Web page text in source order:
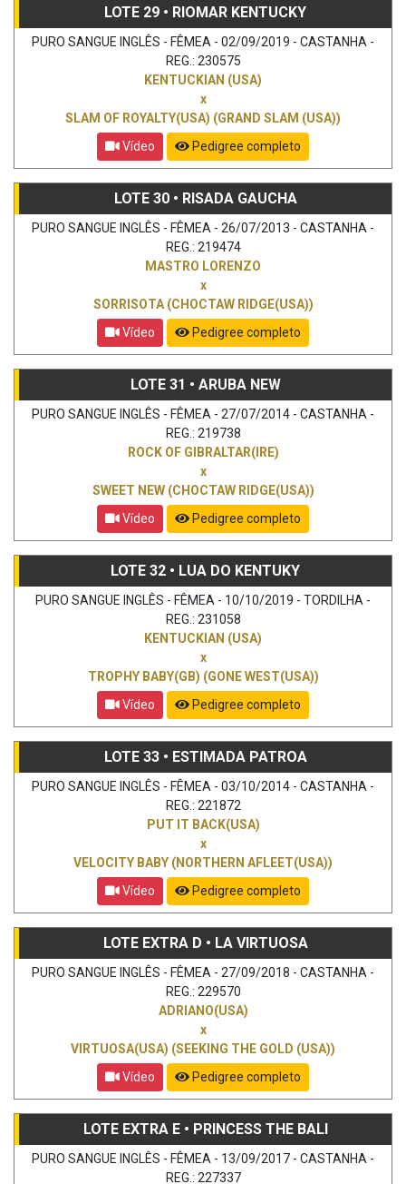
LOTE 29 • RIOMAR KENTUCKY
PURO SANGUE INGLÊS - FÊMEA - 02/09/2019 - CASTANHA -
REG.: 230575
KENTUCKIAN (USA)
x
SLAM OF ROYALTY(USA) (GRAND SLAM (USA))
Vídeo
Pedigree completo
LOTE 30 • RISADA GAUCHA
PURO SANGUE INGLÊS - FÊMEA - 26/07/2013 - CASTANHA -
REG.: 219474
MASTRO LORENZO
x
SORRISOTA (CHOCTAW RIDGE(USA))
Vídeo
Pedigree completo
LOTE 31 • ARUBA NEW
PURO SANGUE INGLÊS - FÊMEA - 27/07/2014 - CASTANHA -
REG.: 219738
ROCK OF GIBRALTAR(IRE)
x
SWEET NEW (CHOCTAW RIDGE(USA))
Vídeo
Pedigree completo
LOTE 32 • LUA DO KENTUKY
PURO SANGUE INGLÊS - FÊMEA - 10/10/2019 - TORDILHA -
REG.: 231058
KENTUCKIAN (USA)
x
TROPHY BABY(GB) (GONE WEST(USA))
Vídeo
Pedigree completo
LOTE 33 • ESTIMADA PATROA
PURO SANGUE INGLÊS - FÊMEA - 03/10/2014 - CASTANHA -
REG.: 221872
PUT IT BACK(USA)
x
VELOCITY BABY (NORTHERN AFLEET(USA))
Vídeo
Pedigree completo
LOTE EXTRA D • LA VIRTUOSA
PURO SANGUE INGLÊS - FÊMEA - 27/09/2018 - CASTANHA -
REG.: 229570
ADRIANO(USA)
x
VIRTUOSA(USA) (SEEKING THE GOLD (USA))
Vídeo
Pedigree completo
LOTE EXTRA E • PRINCESS THE BALI
PURO SANGUE INGLÊS - FÊMEA - 13/09/2017 - CASTANHA -
REG.: 227337